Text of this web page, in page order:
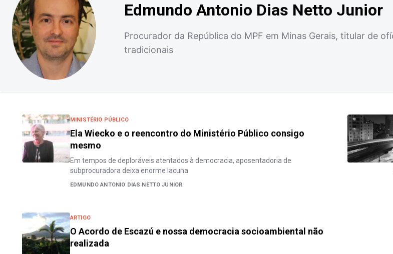
Edmundo Antonio Dias Netto Junior
Procurador da República do MPF em Minas Gerais, titular de
tradicionais
MINISTÉRIO PÚBLICO
Ela Wiecko e o reencontro do Ministério Público consigo
mesmo
Em tempos de deploráveis atentados à democracia, aposentadoria de
subprocuradora deixa enorme lacuna
EDMUNDO ANTONIO DIAS NETTO JUNIOR
ARTIGO
O Acordo de Escazú e nossa democracia socioambiental não
realizada